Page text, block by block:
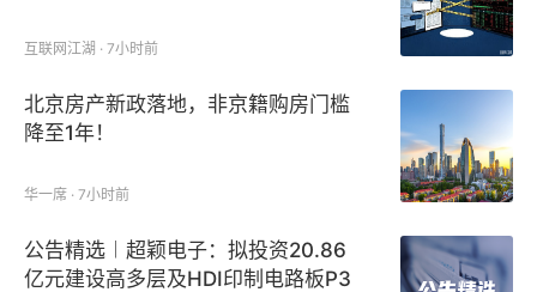
互联网江湖 · 7小时前
北京房产新政落地，非京籍购房门槛
降至1年！
华一席 · 7小时前
公告精选︱超颖电子：拟投资20.86
亿元建设高多层及HDI印制电路板P3